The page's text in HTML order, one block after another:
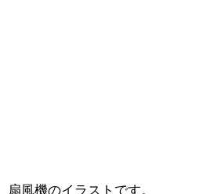
扇風機のイラストです。